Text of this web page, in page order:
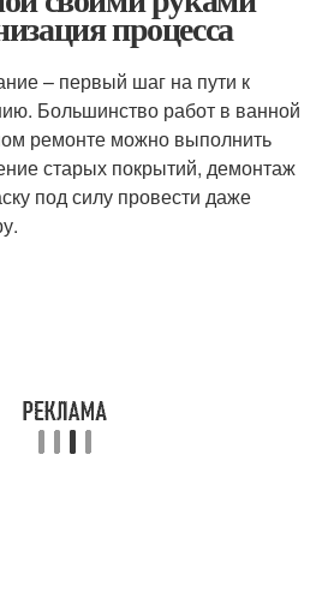
процесса
– первый шаг на пути к
Большинство работ в ванной
ремонте можно выполнить
старых покрытий, демонтаж
под силу провести даже